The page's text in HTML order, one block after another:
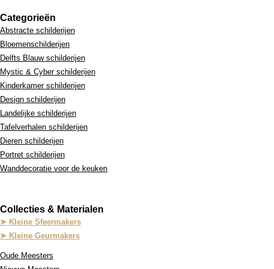
Categorieën
Abstracte schilderijen
Bloemenschilderijen
Delfts Blauw schilderijen
Mystic & Cyber schilderijen
Kinderkamer schilderijen
Design schilderijen
Landelijke schilderijen
Tafelverhalen schilderijen
Dieren schilderijen
Portret schilderijen
Wanddecoratie voor de keuken
Collecties & Materialen
➤ Kleine Sfeermakers
➤ Kleine Geurmakers
Oude Meesters